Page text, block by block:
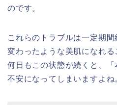
のです。
これらのトラブルは一定期
変わったような美肌になれ
何日もこの状態が続くと、
不安になってしまいますよね